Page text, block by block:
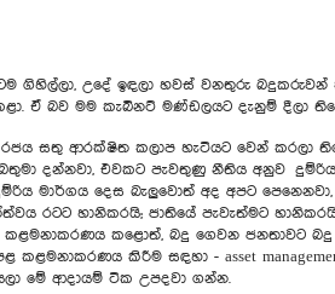
ගිහිල්ලා, උදේ ඉඳලා හවස් වනතුරු
ඒ බව මම කැබිනට් මණ්ඩලයට දැනුම් දීලා
සතු ආරක්ෂිත කලාප හැටියට වෙන් කරලා
දන්නවා, එවකට පැවතුණු නීතිය අනුව
මාර්ගය දෙස බැලුවොත් අද අපට
රටට හානිකරයි; ජාතියේ පැවැත්මට
කළමනාකරණය කළොත්, බදු ගෙවන ජනතාවට
කිරීම සඳහා - asset
මේ ආදායම් ටික උපදවා ගන්න.